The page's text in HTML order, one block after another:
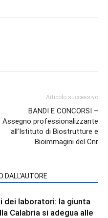
Articolo successivo
BANDI E CONCORSI –
Assegno professionalizzante
all’Istituto di Biostrutture e
Bioimmagini del Cnr
DALL'AUTORE
dei laboratori: la giunta
Calabria si adegua alle